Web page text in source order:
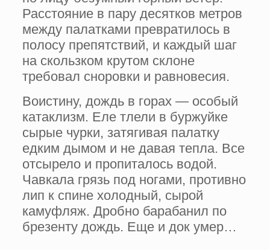
Расстояние в пару десятков метров
между палатками превратилось в
полосу препятствий, и каждый шаг
на скользком крутом склоне
требовал сноровки и равновесия.
Воистину, дождь в горах — особый
катаклизм. Еле тлели в буржуйке
сырые чурки, затягивая палатку
едким дымом и не давая тепла. Все
отсырело и пропиталось водой.
Чавкала грязь под ногами, противно
лип к спине холодный, сырой
камуфляж. Дробно барабанил по
брезенту дождь. Еще и док умер…